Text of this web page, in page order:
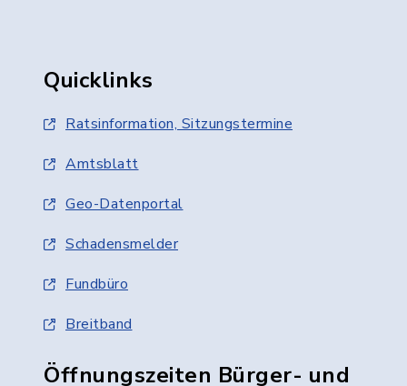
Quicklinks
Ratsinformation, Sitzungstermine
Amtsblatt
Geo-Datenportal
Schadensmelder
Fundbüro
Breitband
Öffnungszeiten Bürger- und